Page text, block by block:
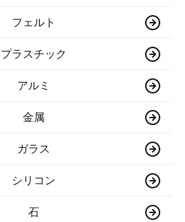
フェルト
プラスチック
アルミ
金属
ガラス
シリコン
石